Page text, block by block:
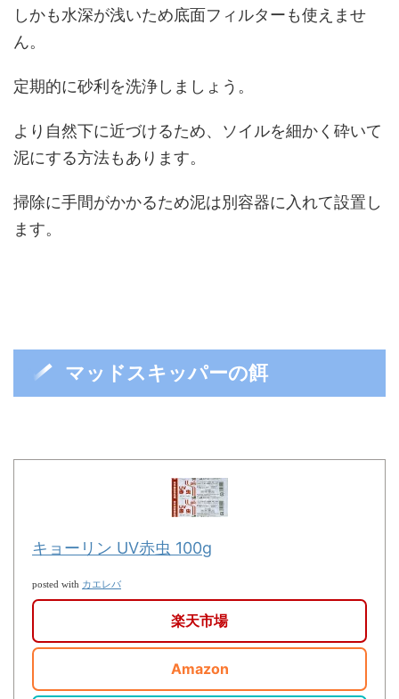
しかも水深が浅いため底面フィルターも使えませ
ん。
定期的に砂利を洗浄しましょう。
より自然下に近づけるため、ソイルを細かく砕いて
泥にする方法もあります。
掃除に手間がかかるため泥は別容器に入れて設置し
ます。
マッドスキッパーの餌
キョーリン UV赤虫 100g
posted with カエレバ
楽天市場
Amazon